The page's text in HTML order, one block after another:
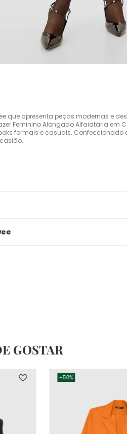
que apresenta peças modernas e
Feminino Alongado Alfaiataria em
formais e casuais.
GOSTAR
-50%